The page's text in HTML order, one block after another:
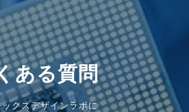
ある質問
ックスデザインラボに